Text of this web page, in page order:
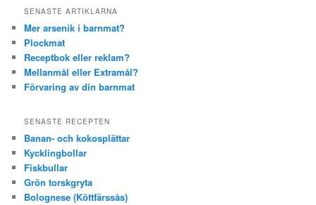
SENASTE ARTIKLARNA
Mer arsenik i barnmat?
Plockmat
Receptbok eller reklam?
Mellanmål eller Extramål?
Förvaring av din barnmat
SENASTE RECEPTEN
Banan- och kokosplättar
Kycklingbollar
Fiskbullar
Grön torskgryta
Bolognese (Köttfärssås)